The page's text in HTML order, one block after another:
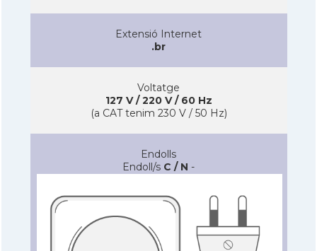
Extensió Internet
.br
Voltatge
127 V / 220 V / 60 Hz
(a CAT tenim 230 V / 50 Hz)
Endolls
Endoll/s C / N -